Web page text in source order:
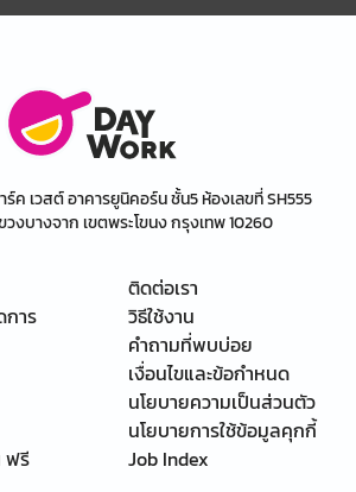
ร์ค เวสต์ อาคารยูนิคอร์น ชั้น5 ห้องเลขที่ SH555
งบางจาก เขตพระโขนง กรุงเทพ 10260
การ
ฟรี
ติดต่อเรา
วิธีใช้งาน
คำถามที่พบบ่อย
เงื่อนไขและข้อกำหนด
นโยบายความเป็นส่วนตัว
นโยบายการใช้ข้อมูลคุกกี้
Job Index